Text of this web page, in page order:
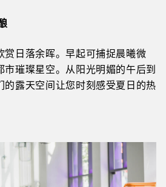
赏日落余晖。早起可捕捉晨曦微
市璀璨星空。从阳光明媚的午后到
的露天空间让您时刻感受夏日的热